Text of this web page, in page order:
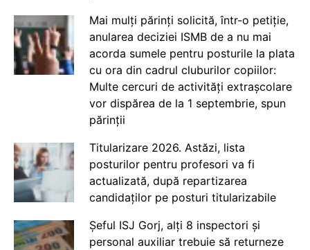
Mai mulți părinți solicită, într-o petiție,
anularea deciziei ISMB de a nu mai
acorda sumele pentru posturile la plata
cu ora din cadrul cluburilor copiilor:
Multe cercuri de activități extrașcolare
vor dispărea de la 1 septembrie, spun
părinții
Titularizare 2026. Astăzi, lista
posturilor pentru profesori va fi
actualizată, după repartizarea
candidaților pe posturi titularizabile
Șeful ISJ Gorj, alți 8 inspectori și
personal auxiliar trebuie să returneze